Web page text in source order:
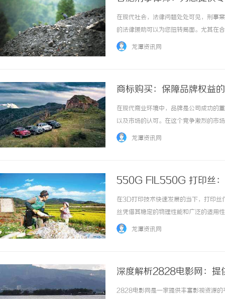
在现代社会，法律问题处处可见，刑事
的法律援助可以为您扭转局面。尤其在
肥刑事律师的选拔、服务内容和如何选
龙潭资讯网
商标购买：保障品牌权益
在现代商业环境中，品牌是公司成功的
以及市场的认可。在这个竞争激烈的市
要？本文将详细探讨商标购买的流程、
龙潭资讯网
550G FIL550G 打印丝：
在3D打印技术快速发展的当下，打印
丝凭借其稳定的物理性能和广泛的适用
材料类型，如何根据实际需求精准匹配
龙潭资讯网
深度解析2828电影网：提
2828电影网是一家提供丰富影视资源的